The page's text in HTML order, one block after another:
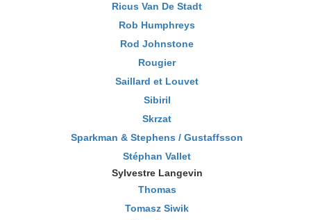
Ricus Van De Stadt
Rob Humphreys
Rod Johnstone
Rougier
Saillard et Louvet
Sibiril
Skrzat
Sparkman & Stephens / Gustaffsson
Stéphan Vallet
Sylvestre Langevin
Thomas
Tomasz Siwik